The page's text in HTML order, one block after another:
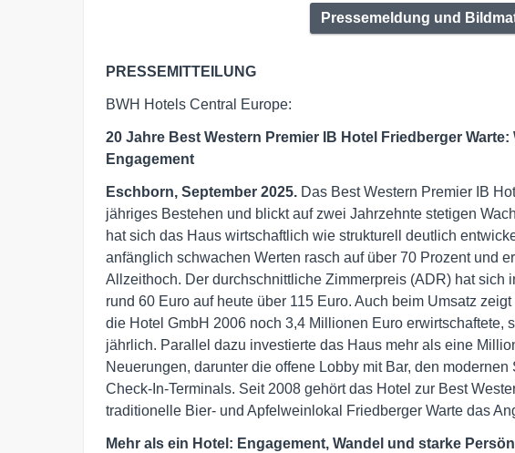
Pressemeldung und
PRESSEMITTEILUNG
BWH Hotels Central Europe:
20 Jahre Best Western Premier IB Hotel Friedberger
Engagement
Eschborn, September 2025. Das Best Western Premier IB
jähriges Bestehen und blickt auf zwei Jahrzehnte stetigen
hat sich das Haus wirtschaftlich wie strukturell deutlich
anfänglich schwachen Werten rasch auf über 70 Prozent und
Allzeithoch. Der durchschnittliche Zimmerpreis (ADR) hat sich
rund 60 Euro auf heute über 115 Euro. Auch beim Umsatz
die Hotel GmbH 2006 noch 3,4 Millionen Euro erwirtschaftete,
jährlich. Parallel dazu investierte das Haus mehr als eine
Neuerungen, darunter die offene Lobby mit Bar, den
Check-In-Terminals. Seit 2008 gehört das Hotel zur Best
traditionelle Bier- und Apfelweinlokal Friedberger Warte das
Mehr als ein Hotel: Engagement, Wandel und starke